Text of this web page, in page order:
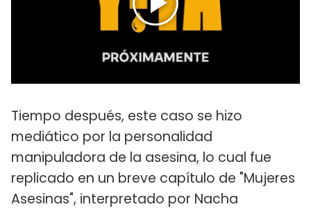
Tiempo después, este caso se hizo
mediático por la personalidad
manipuladora de la asesina, lo cual fue
replicado en un breve capítulo de "Mujeres
Asesinas", interpretado por Nacha